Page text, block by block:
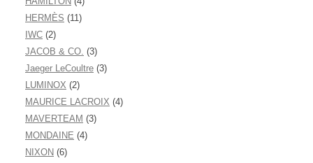
HERMÈS (11)
IWC (2)
JACOB & CO. (3)
Jaeger LeCoultre (3)
LUMINOX (2)
MAURICE LACROIX (4)
MAVERTEAM (3)
MONDAINE (4)
NIXON (6)